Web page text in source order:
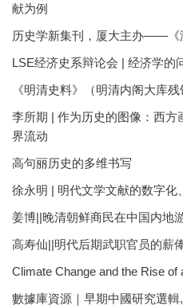
献为例
历史学新集刊，厦大主办——《
LSE经济史系辩论会 | 经济学的
《明清史料》（明清内阁大库残
李所期 | 作为历史的图像：西
界流动
高句丽历史的多维书写
徐永明 | 明代文学文献的数字化
姜博||晚清朝鲜商民在中国内地
高寿仙||明代后期武职官员的薪
Climate Change and the Rise of
數據庫資源｜早期中國研究選